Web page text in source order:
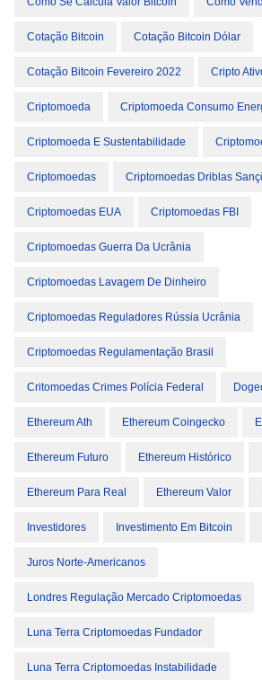
Cotação Bitcoin Cotação Bitcoin Dólar
Cotação Bitcoin Fevereiro 2022 Cripto
Criptomoeda Criptomoeda Consumo
Criptomoeda E Sustentabilidade
Criptomoedas Criptomoedas Driblas
Criptomoedas EUA Criptomoedas FBI
Criptomoedas Guerra Da Ucrânia
Criptomoedas Lavagem De Dinheiro
Criptomoedas Reguladores Rússia Ucrânia
Criptomoedas Regulamentação Brasil
Critomoedas Crimes Polícia Federal
Ethereum Ath Ethereum Coingecko
Ethereum Futuro Ethereum Histórico
Ethereum Para Real Ethereum Valor
Investidores Investimento Em Bitcoin
Juros Norte-Americanos
Londres Regulação Mercado Criptomoedas
Luna Terra Criptomoedas Fundador
Luna Terra Criptomoedas Instabilidade